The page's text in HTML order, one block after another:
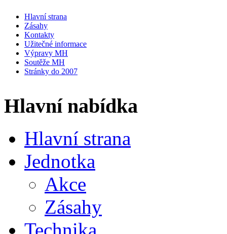
Hlavní strana
Zásahy
Kontakty
Užitečné informace
Výpravy MH
Soutěže MH
Stránky do 2007
Hlavní nabídka
Hlavní strana
Jednotka
Akce
Zásahy